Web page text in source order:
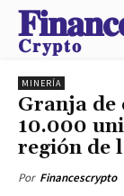
𝐂𝐫𝐲𝐩𝐭𝐨
MINERÍA
Granja
10.000
región de
Por Financescrypto